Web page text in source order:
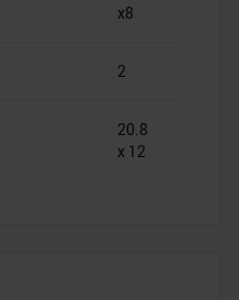
x8
2
20.8
x 12